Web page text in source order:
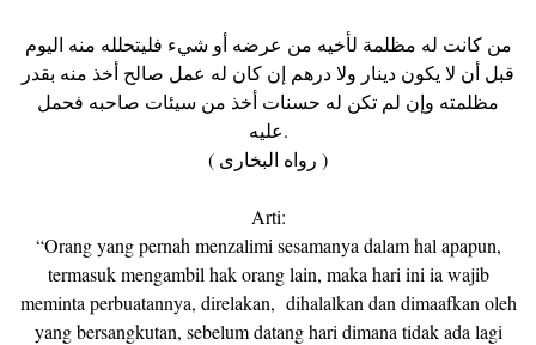
من كانت له مظلمة لأخيه من عرضه أو شيء فليتحلله منه اليوم
قبل أن لا يكون دينار ولا درهم إن كان له عمل صالح أخذ منه بقدر
مظلمته وإن لم تكن له حسنات أخذ من سيئات صاحبه فحمل
عليه.
( رواه البخارى )
Arti:
“Orang yang pernah menzalimi sesamanya dalam hal apapun,
termasuk mengambil hak orang lain, maka hari ini ia wajib
meminta perbuatannya, direlakan, dihalalkan dan dimaafkan oleh
yang bersangkutan, sebelum datang hari dimana tidak ada lagi